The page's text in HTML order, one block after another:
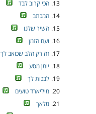
13. הכי קרוב לבד
14. המכתב
15. השיר שלנו
16. ועם הזמן
17. זה רק הלב שכואב לך
18. יומן מסע
19. לבכות לך
20. מיליארד טועים
21. מלאך